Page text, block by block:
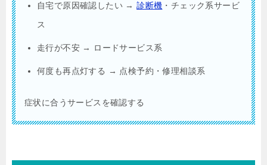
自宅で原因確認したい →診断機 ・チェック系サービ
ス
走行が不安 → ロードサービス系
何度も再点灯する → 点検予約・修理相談系
症状に合うサービスを確認する